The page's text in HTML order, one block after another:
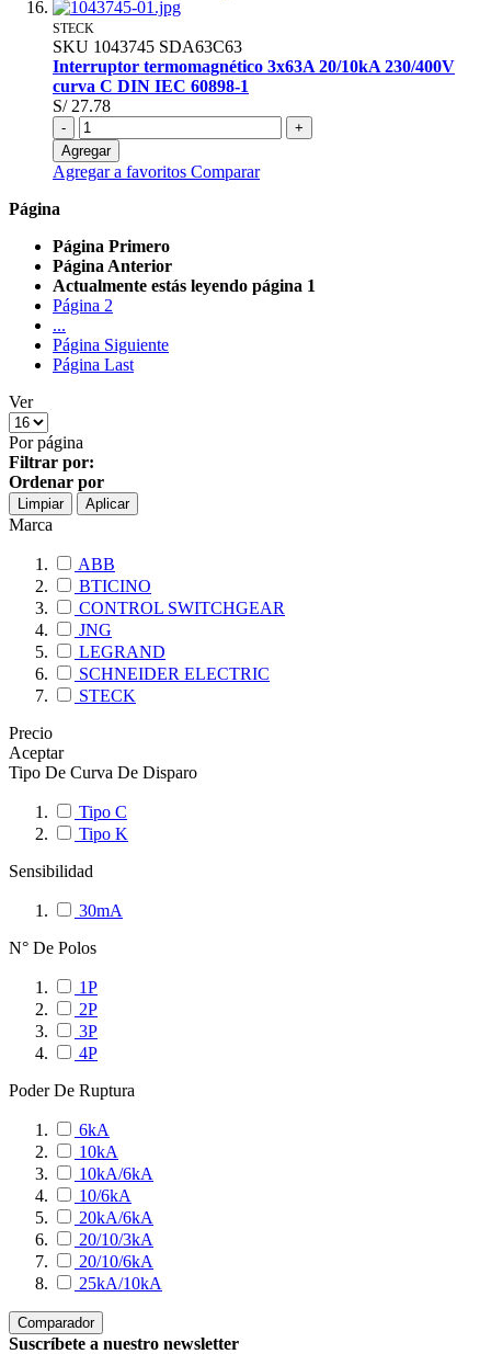
STECK
SKU 1043745 SDA63C63
Interruptor termomagnético 3x63A 20/10kA 230/400V
curva C DIN IEC 60898-1
S/ 27.78
-
+
Agregar
Agregar a favoritos Comparar
Página
Página Primero
Página Anterior
Actualmente estás leyendo página 1
Página 2
...
Página Siguiente
Página Last
Ver
Por página
Filtrar por:
Ordenar por
Limpiar Aplicar
Marca
ABB
BTICINO
CONTROL SWITCHGEAR
JNG
LEGRAND
SCHNEIDER ELECTRIC
STECK
Precio
Aceptar
Tipo De Curva De Disparo
Tipo C
Tipo K
Sensibilidad
30mA
N° De Polos
1P
2P
3P
4P
Poder De Ruptura
6kA
10kA
10kA/6kA
10/6kA
20kA/6kA
20/10/3kA
20/10/6kA
25kA/10kA
Comparador
Suscríbete a nuestro newsletter